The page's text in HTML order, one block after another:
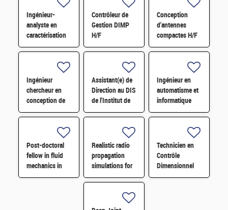
Ingénieur-
analyste en
caractérisation
physico-
XPS et ToF-
SIMS H/F
Contrôleur de
Gestion DIMP
H/F
Conception
d'antennes
compactes H/F
Ingénieur
chercheur en
conception de
circuits intégrés
Modules (FEM)
H/F
Assistant(e) de
Direction au DIS
de l'Institut de
recherche sur
fondamentales
de l'Univers H/F
Ingénieur en
automatisme et
informatique
industrielle H/F
Post-doctoral
fellow in fluid
mechanics in
human
Realistic radio
propagation
simulations for
channel
applications
Technicien en
Contrôle
Dimensionnel
H/F